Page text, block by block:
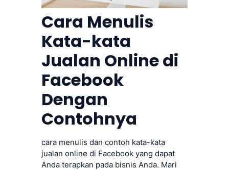
Cara Menulis
Kata-kata
Jualan Online di
Facebook
Dengan
Contohnya
cara menulis dan contoh kata-kata
jualan online di Facebook yang dapat
Anda terapkan pada bisnis Anda. Mari